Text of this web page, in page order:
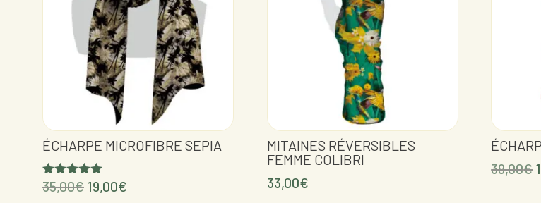
ÉCHARPE MICROFIBRE SEPIA
Note
5.00
35,00€ Le
19,00€
MITAINES RÉVERSIBLES
FEMME COLIBRI
33,00€
39,00€